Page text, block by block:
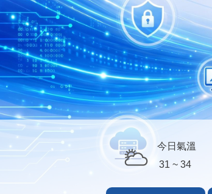
今日氣溫
31 ~ 34